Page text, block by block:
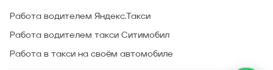
Работа водителем Яндекс.Такси
Работа водителем такси Ситимобил
Работа в такси на своём автомобиле